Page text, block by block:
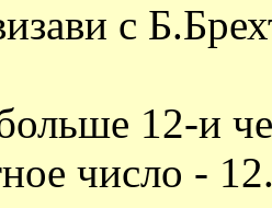
с
12-и
число -